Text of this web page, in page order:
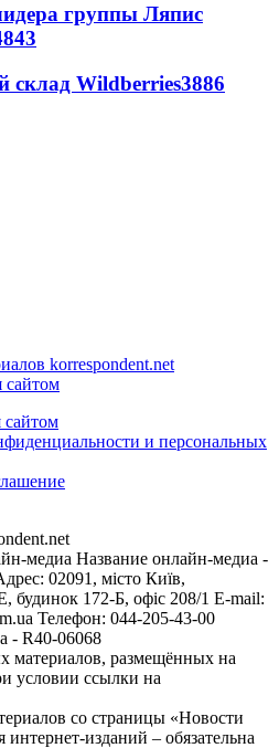
группы Ляпис
склад Wildberries3886
korrespondent.net
сайтом
сайтом
и персональных
медиа Название онлайн-медиа -
02091, місто Київ,
172-Б, офіс 208/1 E-mail:
Телефон: 044-205-43-00
- R40-06068
материалов, размещённых на
условии ссылки на
со страницы «Новости
изданий – обязательна